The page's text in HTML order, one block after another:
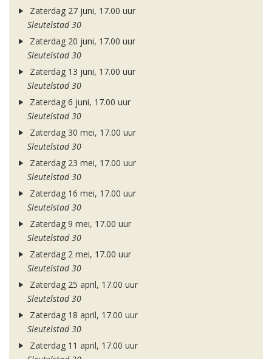
Zaterdag 27 juni, 17.00 uur
Sleutelstad 30
Zaterdag 20 juni, 17.00 uur
Sleutelstad 30
Zaterdag 13 juni, 17.00 uur
Sleutelstad 30
Zaterdag 6 juni, 17.00 uur
Sleutelstad 30
Zaterdag 30 mei, 17.00 uur
Sleutelstad 30
Zaterdag 23 mei, 17.00 uur
Sleutelstad 30
Zaterdag 16 mei, 17.00 uur
Sleutelstad 30
Zaterdag 9 mei, 17.00 uur
Sleutelstad 30
Zaterdag 2 mei, 17.00 uur
Sleutelstad 30
Zaterdag 25 april, 17.00 uur
Sleutelstad 30
Zaterdag 18 april, 17.00 uur
Sleutelstad 30
Zaterdag 11 april, 17.00 uur